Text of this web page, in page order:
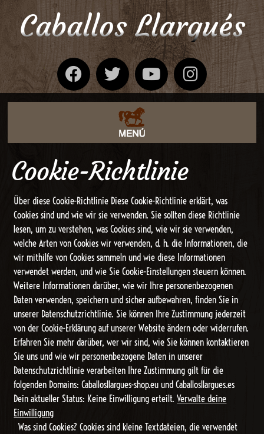
Caballos Llargués
Cookie-Richtlinie
Über diese Cookie-Richtlinie Diese Cookie-Richtlinie erklärt, was
Cookies sind und wie wir sie verwenden. Sie sollten diese Richtlinie
lesen, um zu verstehen, was Cookies sind, wie wir sie verwenden,
welche Arten von Cookies wir verwenden, d. h. die Informationen, die
wir mithilfe von Cookies sammeln und wie diese Informationen
verwendet werden, und wie Sie Cookie-Einstellungen steuern können.
Weitere Informationen darüber, wie wir Ihre personenbezogenen
Daten verwenden, speichern und sicher aufbewahren, finden Sie in
unserer Datenschutzrichtlinie. Sie können Ihre Zustimmung jederzeit
von der Cookie-Erklärung auf unserer Website ändern oder widerrufen.
Erfahren Sie mehr darüber, wer wir sind, wie Sie können kontaktieren
Sie uns und wie wir personenbezogene Daten in unserer
Datenschutzrichtlinie verarbeiten Ihre Zustimmung gilt für die
folgenden Domains: Caballosllargues-shop.eu und Caballosllargues.es
Dein aktueller Status: Keine Einwilligung erteilt.Verwalte deine
Einwilligung
Was sind Cookies? Cookies sind kleine Textdateien, die verwendet